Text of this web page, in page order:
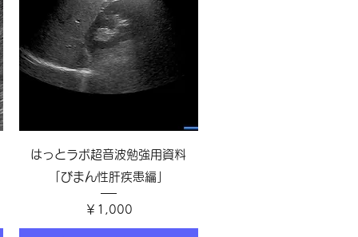
クイックビュー
はっとラボ超音波勉強用資料
「びまん性肝疾患編」
価格
￥1,000